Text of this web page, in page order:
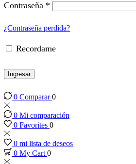
Contraseña *
¿Contraseña perdida?
Recordame
Ingresar
0 Comparar0
0 Mi comparación
0 Favorites 0
0 mi lista de deseos
0 My Cart 0